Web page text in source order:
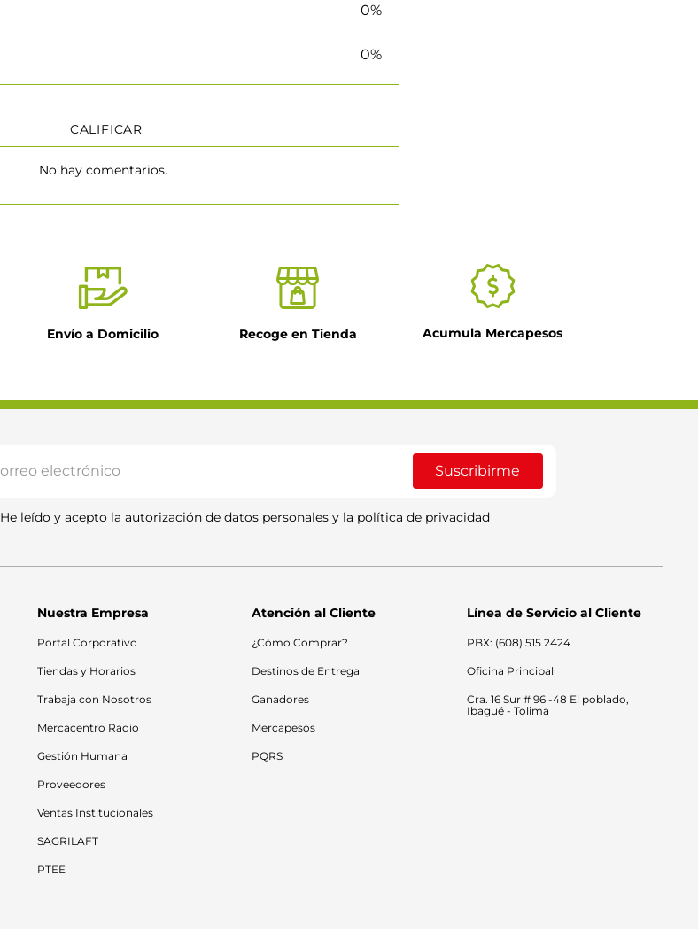
0%
0%
CALIFICAR
Enviar comentario
No hay comentarios.
Envío a Domicilio Recoge en Tienda Acumula Mercapesos
Suscribirme
He leído y acepto la autorización de datos personales y la política de privacidad
Nuestra Empresa
Portal Corporativo
Tiendas y Horarios
Trabaja con Nosotros
Mercacentro Radio
Gestión Humana
Proveedores
Ventas Institucionales
SAGRILAFT
PTEE
Atención al Cliente
¿Cómo Comprar?
Destinos de Entrega
Ganadores
Mercapesos
PQRS
Línea de Servicio al Cliente
PBX: (608) 515 2424
Oficina Principal
Cra. 16 Sur # 96 -48 El poblado,
Ibagué - Tolima